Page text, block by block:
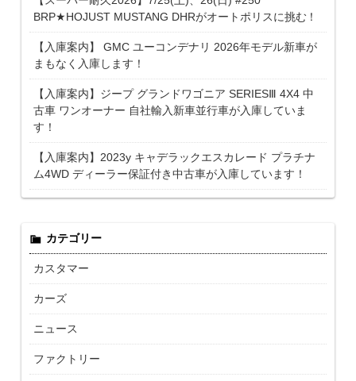
BRP★HOJUST MUSTANG DHRがオートポリスに挑む！
【入庫案内】 GMC ユーコンデナリ 2026年モデル新車が
まもなく入庫します！
【入庫案内】ジープ グランドワゴニア SERIESⅢ 4X4 中
古車 ワンオーナー 自社輸入新車並行車が入庫していま
す！
【入庫案内】2023y キャデラックエスカレード プラチナ
ム4WD ディーラー保証付き中古車が入庫しています！
カテゴリー
カスタマー
カーズ
ニュース
ファクトリー